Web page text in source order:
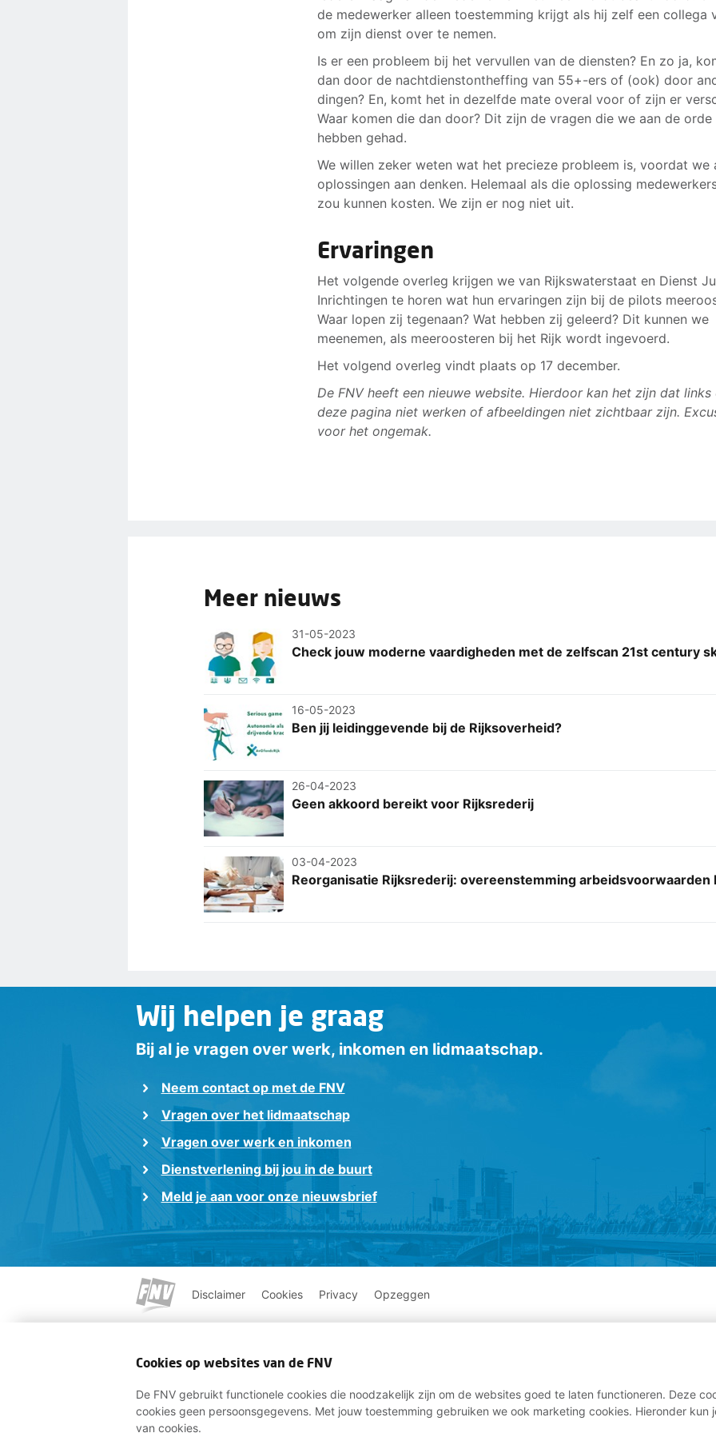
de medewerker alleen toestemming krijgt als hij zelf een collega
om zijn dienst over te nemen.
Is er een probleem bij het vervullen van de diensten? En zo ja,
dan door de nachtdienstontheffing van 55+-ers of (ook) door
dingen? En, komt het in dezelfde mate overal voor of zijn er
Waar komen die dan door? Dit zijn de vragen die we aan de orde
hebben gehad.
We willen zeker weten wat het precieze probleem is, voordat we
oplossingen aan denken. Helemaal als die oplossing
zou kunnen kosten. We zijn er nog niet uit.
Ervaringen
Het volgende overleg krijgen we van Rijkswaterstaat en Dienst
Inrichtingen te horen wat hun ervaringen zijn bij de pilots
Waar lopen zij tegenaan? Wat hebben zij geleerd? Dit kunnen we
meenemen, als meeroosteren bij het Rijk wordt ingevoerd.
Het volgend overleg vindt plaats op 17 december.
De FNV heeft een nieuwe website. Hierdoor kan het zijn dat links
deze pagina niet werken of afbeeldingen niet zichtbaar zijn.
voor het ongemak.
Meer nieuws
31-05-2023
Check jouw moderne vaardigheden met de zelfscan 21st century
16-05-2023
Ben jij leidinggevende bij de Rijksoverheid?
26-04-2023
Geen akkoord bereikt voor Rijksrederij
03-04-2023
Reorganisatie Rijksrederij: overeenstemming arbeidsvoorwaarden
Wij helpen je graag
Bij al je vragen over werk, inkomen en lidmaatschap.
Neem contact op met de FNV
Vragen over het lidmaatschap
Vragen over werk en inkomen
Dienstverlening bij jou in de buurt
Meld je aan voor onze nieuwsbrief
Disclaimer Cookies Privacy Opzeggen
Cookies op websites van de FNV
De FNV gebruikt functionele cookies die noodzakelijk zijn om de websites goed te laten functioneren. Deze
cookies geen persoonsgegevens. Met jouw toestemming gebruiken we ook marketing cookies. Hieronder
van cookies.